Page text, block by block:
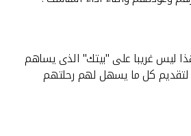
ليس غريبا على "بيتك" الذى يساهم
لتقديم كل ما يسهل لهم رحلتهم